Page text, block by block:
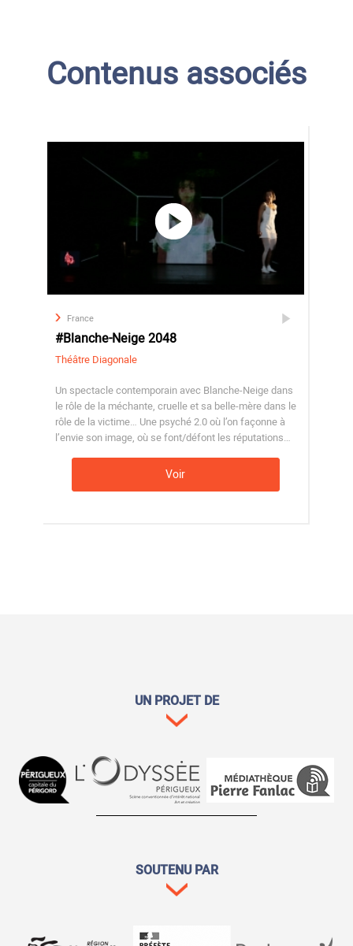
Contenus associés
France
#Blanche-Neige 2048
Théâtre Diagonale
Un spectacle contemporain avec Blanche-Neige dans
le rôle de la méchante, cruelle et sa belle-mère dans le
rôle de la victime… Une psyché 2.0 où l’on façonne à
l’envie son image, où se font/défont les réputations…
Voir
UN PROJET DE
SOUTENU PAR